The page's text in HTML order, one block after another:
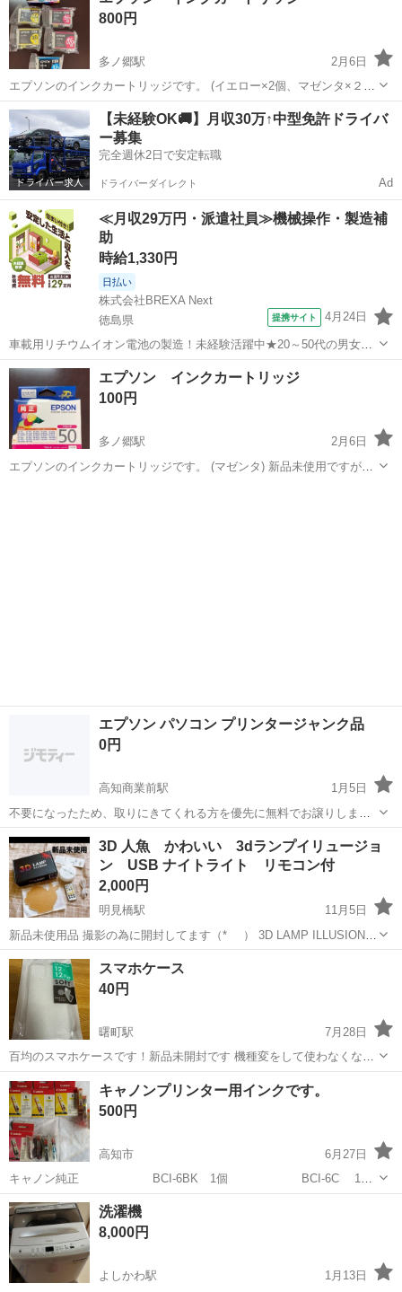
い♪ ※平日の夜...800円
多ノ郷駅
2月6日
エプソンのインクカートリッジです。 (イエロー×2個、マゼンタ×２
個、シアン×1個） 新品未使用ですが長期保存品です。 ３Ｎでお願い
致します。
高知 須崎市 多ノ郷駅 プリンター インクカートリッジ
【未経験OK🚚】月収30万↑中型免許ドライバ
ー募集
完全週休2日で安定転職
ドライバーダイレクト Ad
≪月収29万円・派遣社員≫機械操作・製造補
助
時給1,330円
日払い
株式会社BREXA Next
徳島県
提携サイト 4月24日
車載用リチウムイオン電池の製造！未経験活躍中★20～50代の男女活
躍中！寮費無料★備品付き1R寮完備！自宅からマイカー通勤OK！無料
駐車場完備◎正社員登用制度あり！《徳島県板野郡松茂町》 人気の工
場のお仕事 ◇車載用リチウ...
徳島 その他
エプソン インクカートリッジ
100円
多ノ郷駅
2月6日
エプソンのインクカートリッジです。 (マゼンタ) 新品未使用ですが長
エプソン パソコン プリンタージャンク品
0円
高知商業前駅
1月5日
不要になったため、取りにきてくれる方を優先に無料でお譲りしま
す。
高知 高知市 高知商業前駅 エプソン
3D 人魚 かわいい 3dランプイリュージョ
ン USB ナイトライト リモコン付
2,000円
明見橋駅
11月5日
新品未使用品 撮影の為に開封してます（*_ _） 3D LAMP ILLUSION
人魚 かわいい 3dランプイリュージョン USB ナイトライト リモ
コン付き LED プレゼント 【3D視覚効果】LED 3Dナイト...
高知 高知市
スマホケース
40円
曙町駅
7月28日
百均のスマホケースです！新品未開封です 機種変をして使わなくなっ
たのでお譲り致します🙇🏻‍♀️՞ 機種はiPhone12プロです！
高知 高知市 プリンター 百均
キャノンプリンター用インクです。
500円
高知市
6月27日
キャノン純正 BCI-6BK 1個 BCI-6C 1
個 BCI-6M 3個 BCI-6Y 4個
BCI-7eY 1個 汎用おまけ ...
高知 高知市 プリンター
洗濯機
8,000円
よしかわ駅
1月13日